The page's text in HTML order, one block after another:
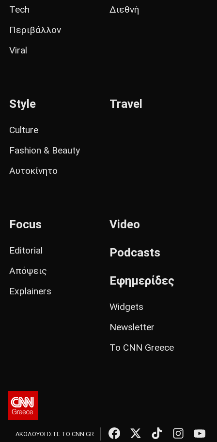
Tech
Περιβάλλον
Viral
Διεθνή
Style
Culture
Fashion & Beauty
Αυτοκίνητο
Travel
Focus
Editorial
Απόψεις
Explainers
Video
Podcasts
Εφημερίδες
Widgets
Newsletter
Το CNN Greece
ΑΚΟΛΟΥΘΗΣΤΕ ΤΟ CNN.GR